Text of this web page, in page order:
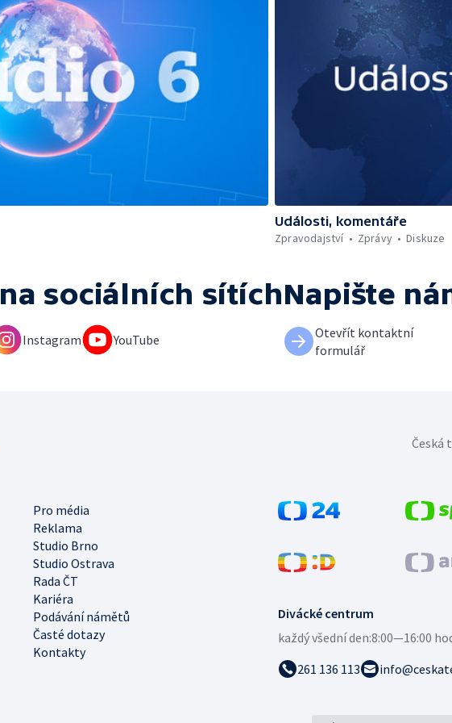
Události, komentáře
Zpravodajství
Zprávy Diskuze
na sociálních sítích
Instagram YouTube
Napište
Otevřít kontaktní
formulář
Divácké centrum
každý všední den:8:00—16:00
261 136 113
Pro média
Reklama
Studio Brno
Studio Ostrava
Rada ČT
Kariéra
Podávání námětů
Časté dotazy
Kontakty
Česká